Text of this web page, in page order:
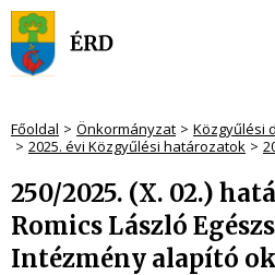
Főoldal Önkormányzat Közgyűlési
2025. évi Közgyűlési határozatok
250/2025. (X. 02.)
Romics László
Intézmény alapító